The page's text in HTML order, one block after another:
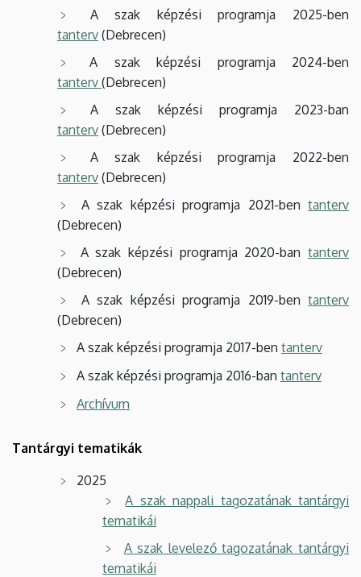
A szak képzési programja 2025-ben
tanterv (Debrecen)
A szak képzési programja 2024-ben
tanterv (Debrecen)
A szak képzési programja 2023-ban
tanterv (Debrecen)
A szak képzési programja 2022-ben
tanterv (Debrecen)
A szak képzési programja 2021-ben tanterv
(Debrecen)
A szak képzési programja 2020-bantanterv
(Debrecen)
A szak képzési programja 2019-ben tanterv
(Debrecen)
A szak képzési programja 2017-ben tanterv
A szak képzési programja 2016-ban tanterv
Archívum
Tantárgyi tematikák
2025
A szak nappali tagozatának tantárgyi
tematikái
A szak levelező tagozatának tantárgyi
tematikái